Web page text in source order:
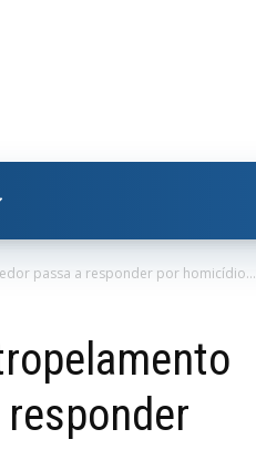
passa a responder por homicídio...